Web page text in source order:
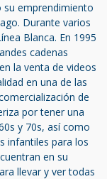
su emprendimiento
Durante varios
Blanca. En 1995
cadenas
la venta de videos
en una de las
de
por tener una
y 70s, así como
infantiles para los
en su
llevar y ver todas